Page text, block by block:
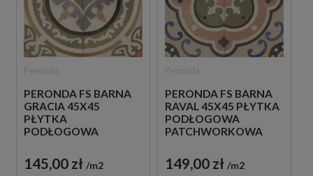
PERONDA FS BARNA
GRACIA 45X45
PŁYTKA
PODŁOGOWA
145,00 zł m2
PERONDA FS BARNA
RAVAL 45X45 PŁYTKA
PODŁOGOWA
PATCHWORKOWA
149,00 zł m2